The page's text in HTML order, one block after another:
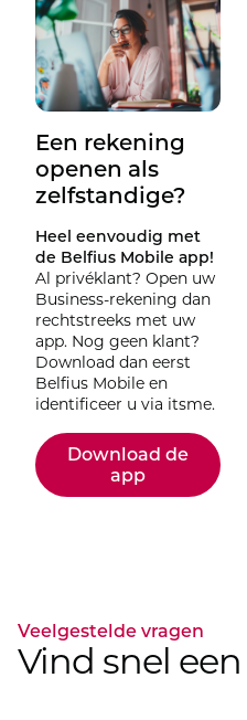
Een rekening
openen als
zelfstandige?
Heel eenvoudig met
de Belfius Mobile app!
Al privéklant? Open uw
Business-rekening dan
rechtstreeks met uw
app. Nog geen klant?
Download dan eerst
Belfius Mobile en
identificeer u via itsme.
Download de
app
Veelgestelde vragen
Vind snel